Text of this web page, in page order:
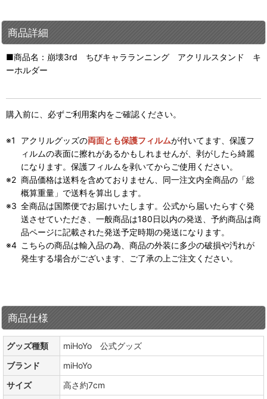
商品詳細
■商品名：崩壊3rd ちびキャラランニング アクリルスタンド キ
ーホルダー
購入前に、必ずご利用案内をご確認ください。
アクリルグッズの両面とも保護フィルムが付いてます、保護フ
ィルムの表面に擦れがあるかもしれませんが、剥がしたら綺麗
になります。保護フィルムを剥いてからご使用ください。
商品価格は送料を含めておりません、同一注文内全商品の「総
概算重量」で送料を算出します。
全商品は国際便でお届けいたします。公式から届いたらすぐ発
送させていただき、一般商品は180日以内の発送、予約商品は商
品ページに記載された発送予定時期の発送になります。
こちらの商品は輸入品の為、商品の外装に多少の破損や汚れが
発生する場合がございます、ご了承の上ご注文ください。
商品仕様
グッズ種類
miHoYo 公式グッズ
ブランド
miHoYo
サイズ
高さ約7cm